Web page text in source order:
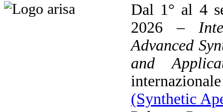
Dal 1° al 4
2026 –
Advanced
and
(Synthetic